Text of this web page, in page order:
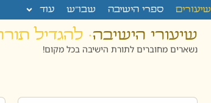
שיעורים ספרי הישיבה שבו”ש עוד
שיעורי הישיבה· להגדיל
נשארים מחוברים לתורת הישיבה בכל מקום!